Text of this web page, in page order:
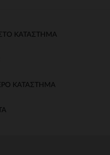
ΚΑΤΆΣΤΗΜΑ
ΚΑΤΆΣΤΗΜΑ